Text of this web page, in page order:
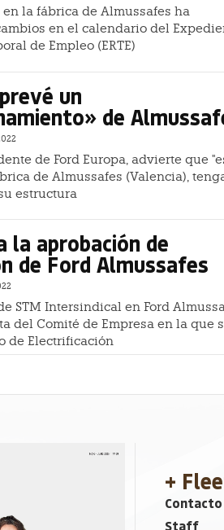
la fábrica de Almussafes ha
en el calendario del
de Empleo (ERTE)
un
de
de Ford Europa, advierte que
de Almussafes (Valencia),
estructura
la aprobación de
de Ford Almussafes
STM Intersindical en Ford
del Comité de Empresa en la que
de Electrificación
+
Contacto
Staff